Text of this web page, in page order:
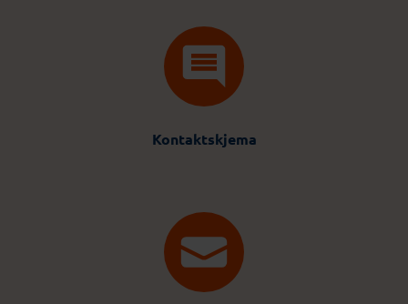
Kontaktskjema